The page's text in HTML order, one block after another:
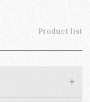
Product list